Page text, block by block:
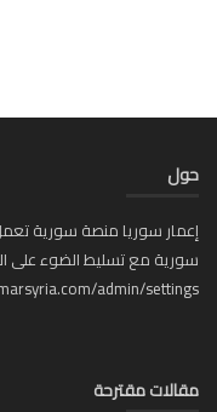
سوريا منصة سورية تعمل على
مع تسليط الضوء على
admin/
مقترحة